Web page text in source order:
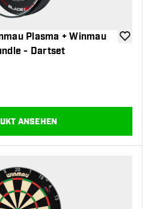
Plasma + Winmau
- Dartset
öffnen
Zur
ANSEHEN